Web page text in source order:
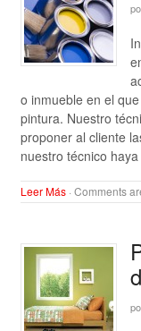
o inmueble en el
pintura. Nuestro
proponer al cliente
nuestro técnico
Leer Más· Comments